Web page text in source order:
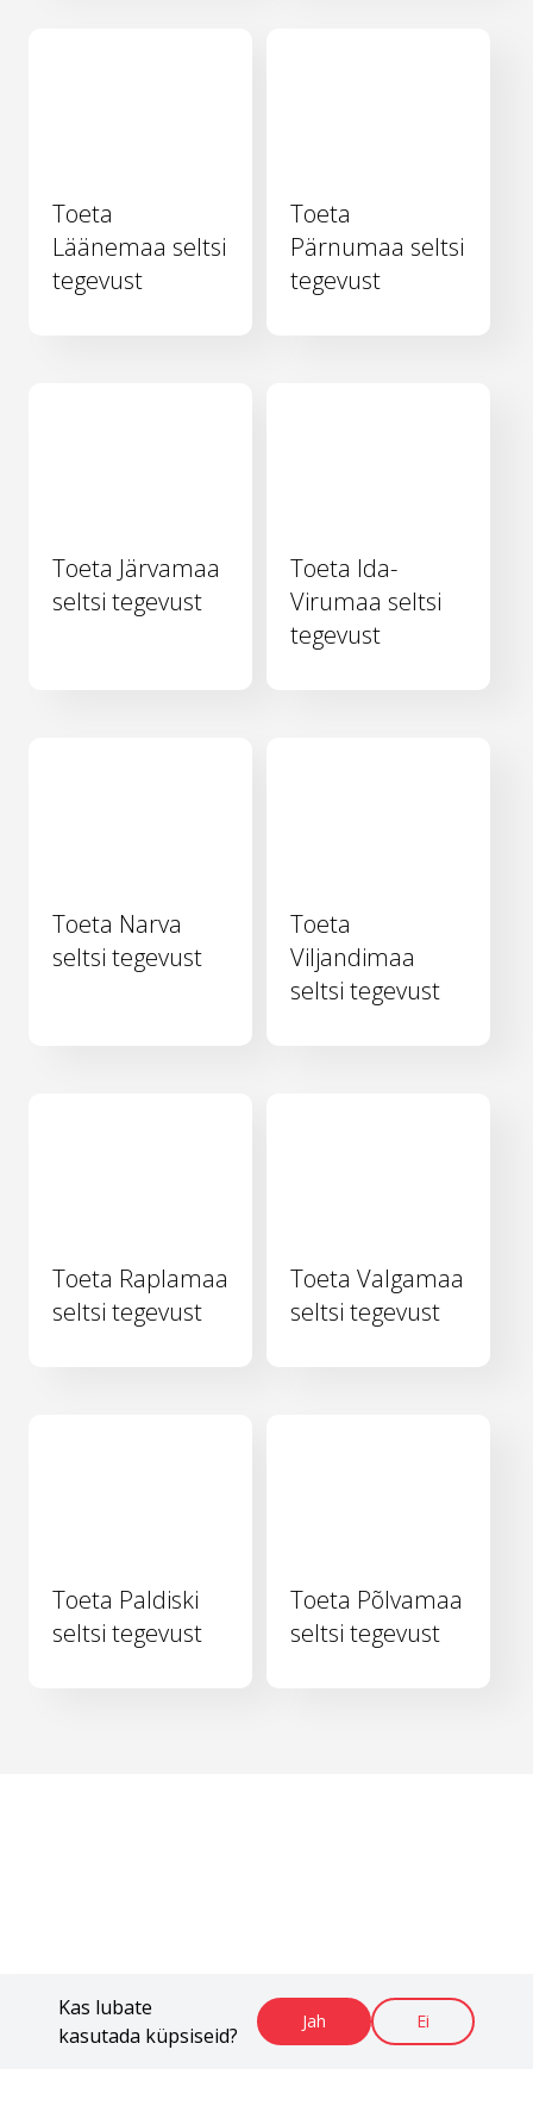
Kas lubate
kasutada küpsiseid?
Jah Ei
Toeta
Läänemaa seltsi
tegevust
Toeta
Pärnumaa seltsi
tegevust
Toeta Järvamaa
seltsi tegevust
Toeta Ida-
Virumaa seltsi
tegevust
Toeta Narva
seltsi tegevust
Toeta
Viljandimaa
seltsi tegevust
Toeta Raplamaa
seltsi tegevust
Toeta Valgamaa
seltsi tegevust
Toeta Paldiski
seltsi tegevust
Toeta Põlvamaa
seltsi tegevust